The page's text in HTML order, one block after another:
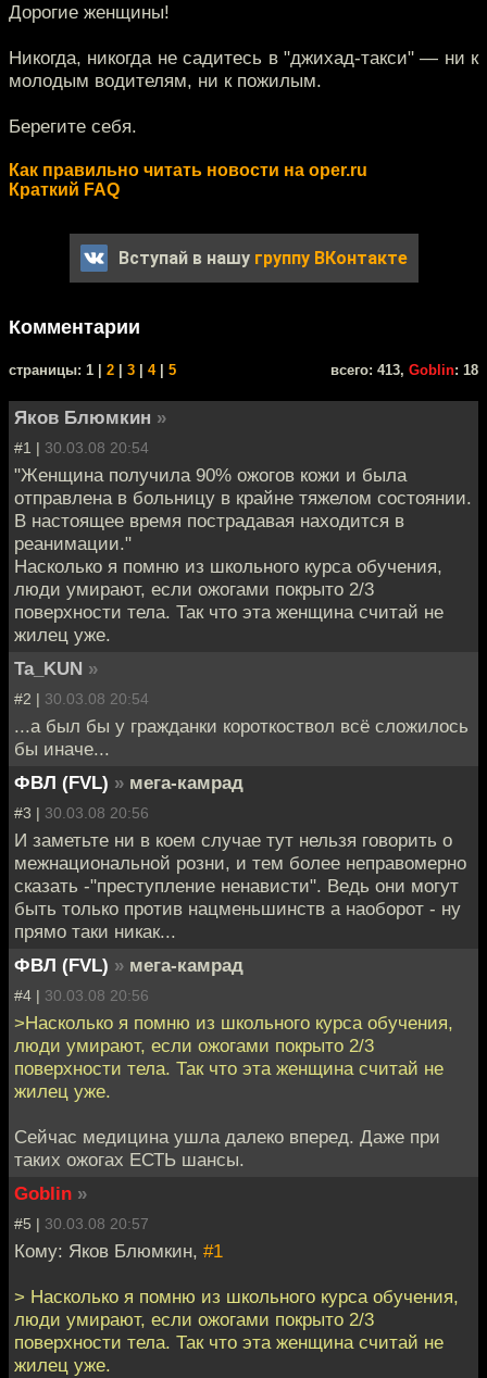
Дорогие женщины!
Никогда, никогда не садитесь в "джихад-такси" — ни к
молодым водителям, ни к пожилым.
Берегите себя.
Как правильно читать новости на oper.ru
Краткий FAQ
Вступай в нашу группу ВКонтакте
Комментарии
cтраницы: 1 | 2 3 4| 5 всего: 413, Goblin: 18
Яков Блюмкин »
#1 | 30.03.08 20:54
"Женщина получила 90% ожогов кожи и была
отправлена в больницу в крайне тяжелом состоянии.
В настоящее время пострадавая находится в
реанимации."
Насколько я помню из школьного курса обучения,
люди умирают, если ожогами покрыто 2/3
поверхности тела. Так что эта женщина считай не
жилец уже.
Ta_KUN »
#2 | 30.03.08 20:54
...а был бы у гражданки короткоствол всё сложилось
бы иначе...
ФВЛ (FVL) » мега-камрад
#3 | 30.03.08 20:56
И заметьте ни в коем случае тут нельзя говорить о
межнациональной розни, и тем более неправомерно
сказать -"преступление ненависти". Ведь они могут
быть только против нацменьшинств а наоборот - ну
прямо таки никак...
ФВЛ (FVL) » мега-камрад
#4 | 30.03.08 20:56
>Насколько я помню из школьного курса обучения,
люди умирают, если ожогами покрыто 2/3
поверхности тела. Так что эта женщина считай не
жилец уже.
Сейчас медицина ушла далеко вперед. Даже при
таких ожогах ЕСТЬ шансы.
Goblin »
#5 | 30.03.08 20:57
Кому: Яков Блюмкин, #1
> Насколько я помню из школьного курса обучения,
люди умирают, если ожогами покрыто 2/3
поверхности тела. Так что эта женщина считай не
жилец уже.